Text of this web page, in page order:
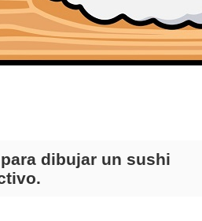
dibujar un sushi